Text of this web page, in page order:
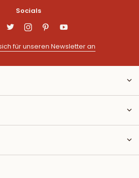
Socials
für unseren Newsletter an